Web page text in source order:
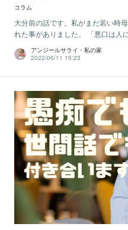
コラム
大分前の話です。私がまだ若い時
れた事がありました。 「悪口は人
アンジールサライ・私の家
2022/06/11 15:23